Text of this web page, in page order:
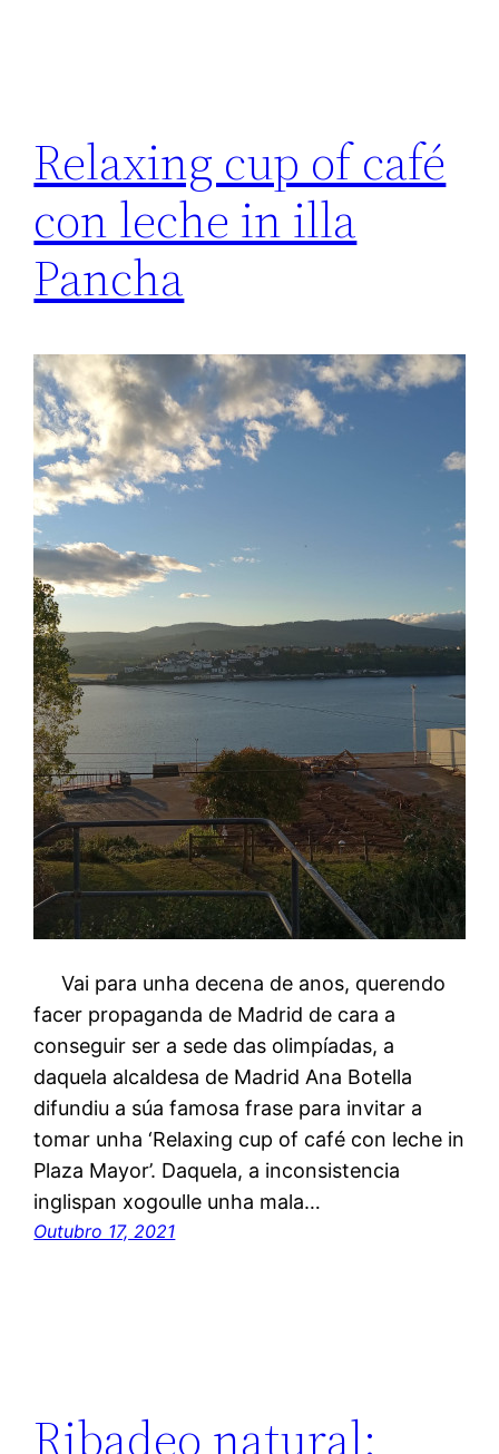
Relaxing cup of café
con leche in illa
Pancha
Vai para unha decena de anos, querendo
facer propaganda de Madrid de cara a
conseguir ser a sede das olimpíadas, a
daquela alcaldesa de Madrid Ana Botella
difundiu a súa famosa frase para invitar a
tomar unha ‘Relaxing cup of café con leche in
Plaza Mayor’. Daquela, a inconsistencia
inglispan xogoulle unha mala…
Outubro 17, 2021
Ribadeo natural: